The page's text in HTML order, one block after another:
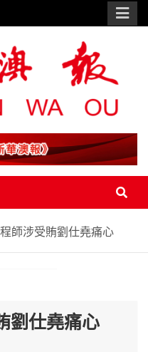
師涉受賄劉仕堯痛心
劉仕堯痛心